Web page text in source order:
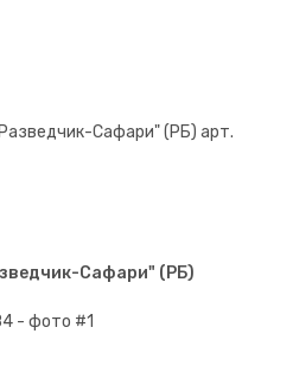
Сафари" (РБ)